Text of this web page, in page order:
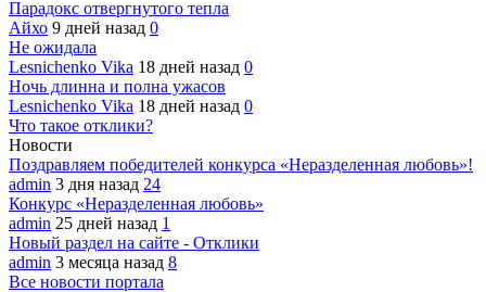
Парадокс отвергнутого тепла
Айхо 9 дней назад 0
Не ожидала
Lesnichenko Vika 18 дней назад 0
Ночь длинна и полна ужасов
Lesnichenko Vika 18 дней назад 0
Что такое отклики?
Новости
Поздравляем победителей конкурса «Неразделенная любовь»!
admin 3 дня назад 24
Конкурс «Неразделенная любовь»
admin 25 дней назад 1
Новый раздел на сайте - Отклики
admin 3 месяца назад 8
Все новости портала